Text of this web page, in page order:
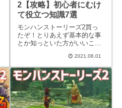
2【攻略】初心者にむけ
て役立つ知識7選
モンハンストーリーズ2買っ
たぞ！とりあえず基本的な事
とか知っといた方がいいこと
向けて、モンハンストーリー
ズ2で初心者に向けてアドバ
イス的な記事を書くことにし
ました。この記事を読むこと
で、初心者の方でもこのゲー
ムの進
2021.08.01